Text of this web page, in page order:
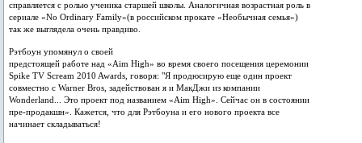
справляется с ролью ученика старшей школы. Аналогичная возрастная роль в
сериале «No Ordinary Family»(в российском прокате «Необычная семья»)
так же выглядела очень правдиво.
Рэтбоун упомянул о своей
предстоящей работе над «Aim High» во время своего посещения церемонии
Spike TV Scream 2010 Awards, говоря: "Я продюсирую еще один проект
совместно с Warner Bros, задействован я и МакДжи из компании
Wonderland... Это проект под названием «Aim High». Сейчас он в состоянии
пре-продакшн». Кажется, что для Рэтбоуна и его нового проекта все
начинает складываться!